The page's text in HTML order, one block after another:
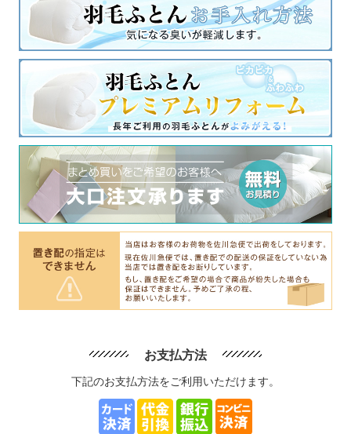
お支払方法
下記のお支払方法をご利用いただけます。